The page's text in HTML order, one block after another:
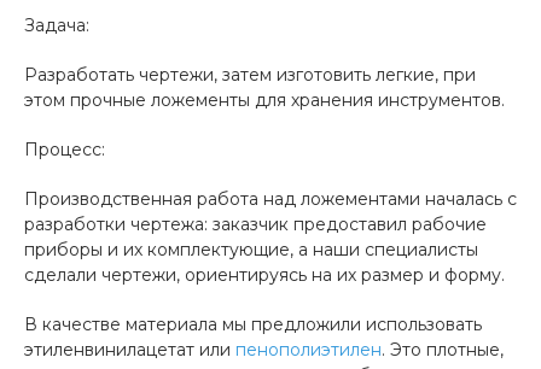
Задача:
Разработать чертежи, затем изготовить легкие, при
этом прочные ложементы для хранения инструментов.
Процесс:
Производственная работа над ложементами началась с
разработки чертежа: заказчик предоставил рабочие
приборы и их комплектующие, а наши специалисты
сделали чертежи, ориентируясь на их размер и форму.
В качестве материала мы предложили использовать
этиленвинилацетат или пенополиэтилен. Это плотные,